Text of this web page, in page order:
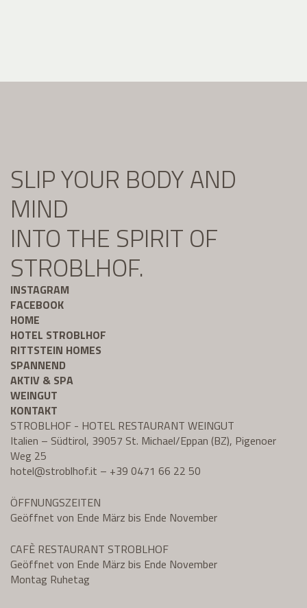
SLIP YOUR BODY AND
MIND
INTO THE SPIRIT OF
STROBLHOF.
INSTAGRAM
FACEBOOK
HOME
HOTEL STROBLHOF
RITTSTEIN HOMES
SPANNEND
AKTIV & SPA
WEINGUT
KONTAKT
STROBLHOF - HOTEL RESTAURANT WEINGUT
Italien – Südtirol, 39057 St. Michael/Eppan (BZ), Pigenoer
Weg 25
hotel@stroblhof.it – +39 0471 66 22 50
ÖFFNUNGSZEITEN
Geöffnet von Ende März bis Ende November
CAFÈ RESTAURANT STROBLHOF
Geöffnet von Ende März bis Ende November
Montag Ruhetag